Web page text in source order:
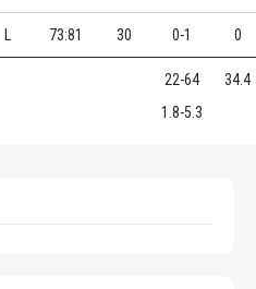
73:81 30 0-1 0
22-64
34.4
1.8-5.3